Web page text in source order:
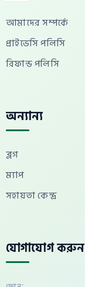
আমাদের সম্পর্কে
প্রাইভেসি পলিসি
রিফান্ড পলিসি
অন্যান্য
ব্লগ
ম্যাপ
সহায়তা কেন্দ্র
যোগাযোগ করুন